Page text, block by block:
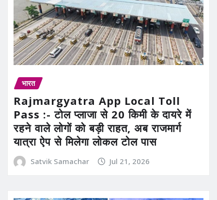
भारत
Rajmargyatra App Local Toll
Pass :- टोल प्लाजा से 20 किमी के दायरे में
रहने वाले लोगों को बड़ी राहत, अब राजमार्ग
यात्रा ऐप से मिलेगा लोकल टोल पास
Satvik Samachar Jul 21, 2026